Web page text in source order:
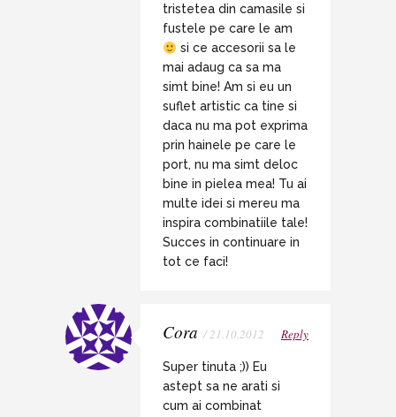
tristetea din camasile si
fustele pe care le am
si ce accesorii sa le
mai adaug ca sa ma
simt bine! Am si eu un
suflet artistic ca tine si
daca nu ma pot exprima
prin hainele pe care le
port, nu ma simt deloc
bine in pielea mea! Tu ai
multe idei si mereu ma
inspira combinatiile tale!
Succes in continuare in
tot ce faci!
Cora / 21.10.2012 Reply
Super tinuta ;)) Eu
astept sa ne arati si
cum ai combinat